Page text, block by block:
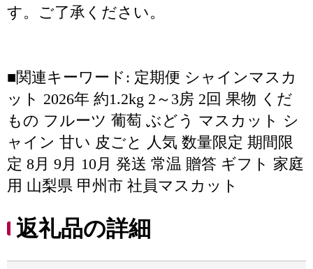
す。ご了承ください。
■関連キーワード: 定期便 シャインマスカ
ット 2026年 約1.2kg 2～3房 2回 果物 くだ
もの フルーツ 葡萄 ぶどう マスカット シ
ャイン 甘い 皮ごと 人気 数量限定 期間限
定 8月 9月 10月 発送 常温 贈答 ギフト 家庭
用 山梨県 甲州市 社員マスカット
返礼品の詳細